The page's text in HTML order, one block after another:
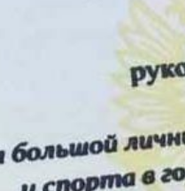
Все права
защищены
Платформа
Подготовка
кадров